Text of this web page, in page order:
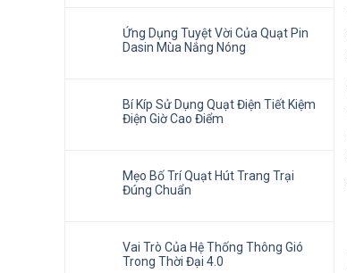
Ứng Dụng Tuyệt Vời Của Quạt Pin
Dasin Mùa Nắng Nóng
Bí Kíp Sử Dụng Quạt Điện Tiết Kiệm
Điện Giờ Cao Điểm
Mẹo Bố Trí Quạt Hút Trang Trại
Đúng Chuẩn
Vai Trò Của Hệ Thống Thông Gió
Trong Thời Đại 4.0